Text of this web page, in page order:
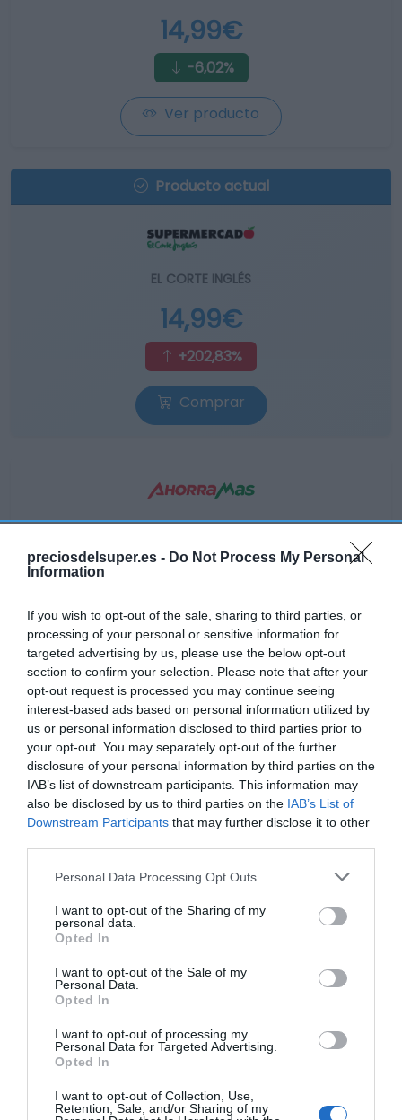
preciosdelsuper.es - Do Not Process My Personal
Information
If you wish to opt-out of the sale, sharing to third parties, or
processing of your personal or sensitive information for
targeted advertising by us, please use the below opt-out
section to confirm your selection. Please note that after your
opt-out request is processed you may continue seeing
interest-based ads based on personal information utilized by
us or personal information disclosed to third parties prior to
your opt-out. You may separately opt-out of the further
disclosure of your personal information by third parties on the
IAB’s list of downstream participants. This information may
also be disclosed by us to third parties on the IAB’s List of
Downstream Participants that may further disclose it to other
Please note that this website/app uses one or more Google
not limited to your visit or usage behaviour. You may click to
grant or deny consent to Google and its third-party tags to
use your data for below specified purposes in below Google
consent section.
Personal Data Processing Opt Outs
I want to opt-out of the Sharing of my
personal data.
Opted In
I want to opt-out of the Sale of my
Personal Data.
Opted In
I want to opt-out of processing my
Personal Data for Targeted Advertising.
Opted In
I want to opt-out of Collection, Use,
Retention, Sale, and/or Sharing of my
14,99€
-6,02%
Ver producto
Producto actual
EL CORTE INGLÉS
14,99€
+202,83%
Comprar
14,99€
-6,02%
Ver producto
ALCAMPO
15,96€
Ver producto
CARREFOUR
+2,55%